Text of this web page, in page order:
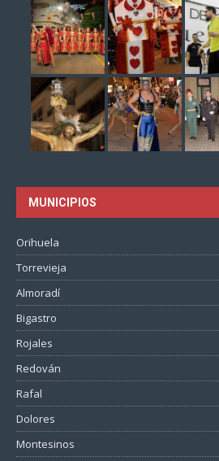
MUNICIPIOS
Orihuela
Torrevieja
Almoradí
Bigastro
Rojales
Redován
Rafal
Dolores
Montesinos